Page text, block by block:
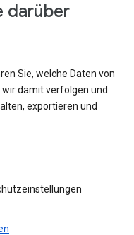
darüber
Sie, welche Daten von
damit verfolgen und
exportieren und